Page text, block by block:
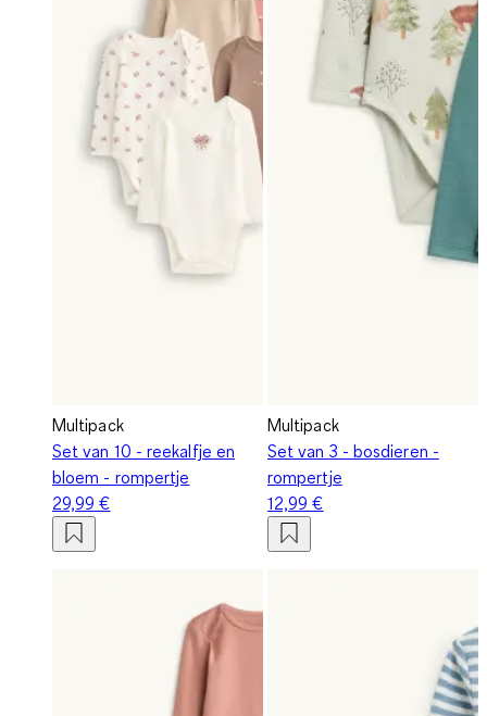
Multipack
Set van 10 - reekalfje en
bloem - rompertje
29,99 €
Multipack
Set van 3 - bosdieren -
rompertje
12,99 €